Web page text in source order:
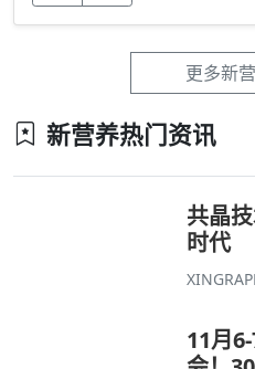
更多新
新营养热门资讯
共晶
时代
11月